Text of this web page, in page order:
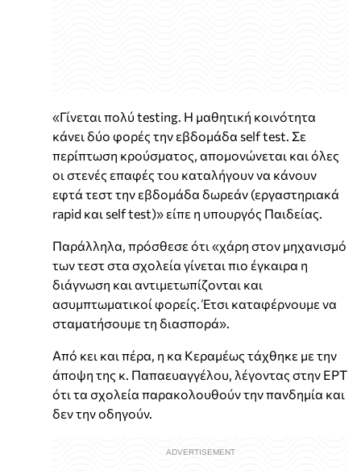
«Γίνεται πολύ testing. H μαθητική κοινότητα
κάνει δύο φορές την εβδομάδα self test. Σε
περίπτωση κρούσματος, απομονώνεται και όλες
οι στενές επαφές του καταλήγουν να κάνουν
εφτά τεστ την εβδομάδα δωρεάν (εργαστηριακά
rapid και self test)» είπε η υπουργός Παιδείας.
Παράλληλα, πρόσθεσε ότι «χάρη στον μηχανισμό
των τεστ στα σχολεία γίνεται πιο έγκαιρα η
διάγνωση και αντιμετωπίζονται και
ασυμπτωματικοί φορείς. Έτσι καταφέρνουμε να
σταματήσουμε τη διασπορά».
Από κει και πέρα, η κα Κεραμέως τάχθηκε με την
άποψη της κ. Παπαευαγγέλου, λέγοντας στην ΕΡΤ
ότι τα σχολεία παρακολουθούν την πανδημία και
δεν την οδηγούν.